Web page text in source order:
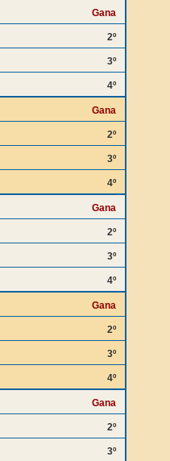
Gana
2º
3º
4º
Gana
2º
3º
4º
Gana
2º
3º
4º
Gana
2º
3º
4º
Gana
2º
3º